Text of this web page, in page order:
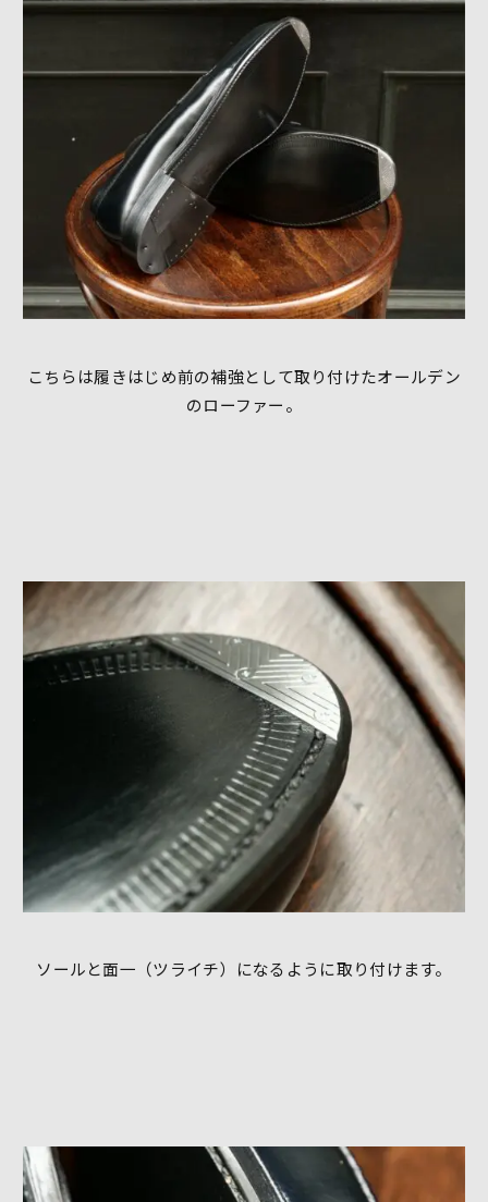
こちらは履きはじめ前の補強として取り付けたオールデン
のローファー。
ソールと面一（ツライチ）になるように取り付けます。